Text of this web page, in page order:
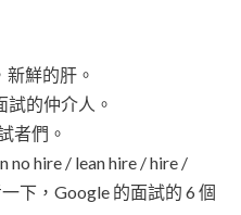
鮮的肝。
的仲介人。
者們。
no hire / lean hire / hire /
下，Google 的面試的 6 個